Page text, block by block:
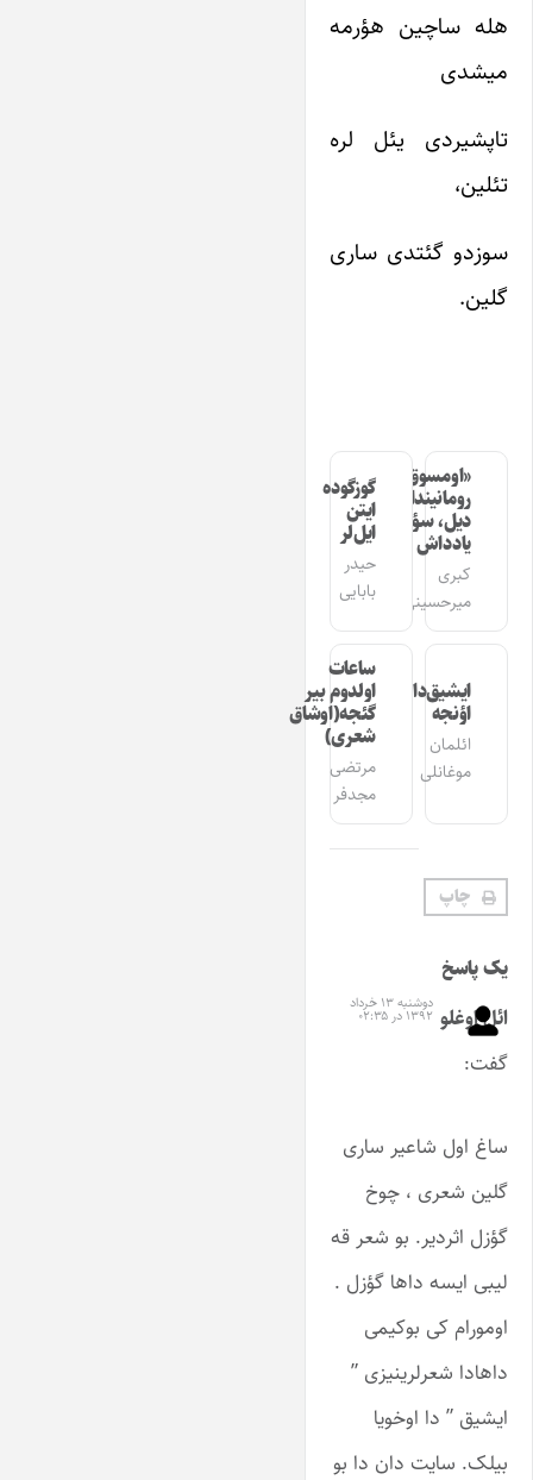
هله ساچین هؤرمه
میشدی
تاپشیردی یئل لره
تئلین،
سوزدو گئتدی ساری
گلین.
«اومسوق»
رومانیندا
دیل، سؤز،
یادداش
کبری
میرحسینی
گوزگوده
ایتن
ایل‌لر
حیدر
بابایی
ایشیق‌دان
اؤنجه
ائلمان
موغانلی
ساعات
اولدوم بیر
گئجه(اوشاق
شعری)
مرتضی
مجدفر
چاپ
یک پاسخ
ائل اوغلو
گفت:
دوشنبه ۱۳ خرداد
۱۳۹۲ در ۰۲:۳۵
ساغ اول شاعیر ساری
گلین شعری ، چوخ
گؤزل اثردیر. بو شعر قه
لیبی ایسه داها گؤزل .
اومورام کی بوکیمی
داهادا شعرلرینیزی ”
ایشیق ” دا اوخویا
بیلک. سایت دان دا بو